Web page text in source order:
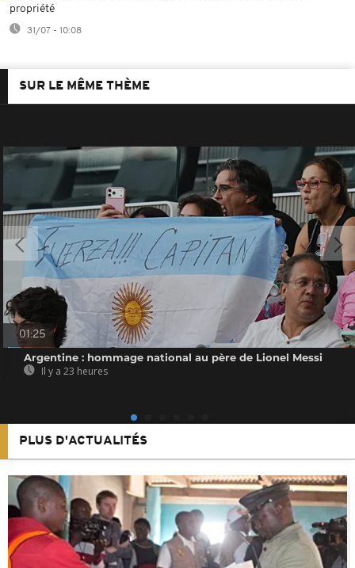
propriété
31/07 - 10:08
SUR LE MÊME THÈME
01:25
Argentine : hommage national au père de Lionel Messi
Il y a 23 heures
PLUS D'ACTUALITÉS